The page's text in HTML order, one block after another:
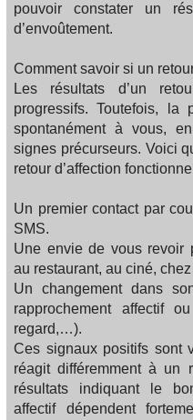
pouvoir constater un
d’envoûtement.
Comment savoir si un
Les résultats d’un
progressifs. Toutefois, la
spontanément à vous,
signes précurseurs. Voici
retour d’affection
Un premier contact par
SMS.
Une envie de vous revoir
au restaurant, au ciné,
Un changement dans
rapprochement affectif
regard,…).
Ces signaux positifs sont
réagit différemment à un
résultats indiquant le
affectif dépendent